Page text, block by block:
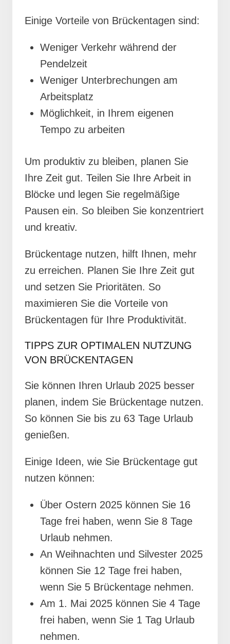
Einige Vorteile von Brückentagen sind:
Weniger Verkehr während der
Pendelzeit
Weniger Unterbrechungen am
Arbeitsplatz
Möglichkeit, in Ihrem eigenen
Tempo zu arbeiten
Um produktiv zu bleiben, planen Sie
Ihre Zeit gut. Teilen Sie Ihre Arbeit in
Blöcke und legen Sie regelmäßige
Pausen ein. So bleiben Sie konzentriert
und kreativ.
Brückentage nutzen, hilft Ihnen, mehr
zu erreichen. Planen Sie Ihre Zeit gut
und setzen Sie Prioritäten. So
maximieren Sie die Vorteile von
Brückentagen für Ihre Produktivität.
TIPPS ZUR OPTIMALEN NUTZUNG
VON BRÜCKENTAGEN
Sie können Ihren Urlaub 2025 besser
planen, indem Sie Brückentage nutzen.
So können Sie bis zu 63 Tage Urlaub
genießen.
Einige Ideen, wie Sie Brückentage gut
nutzen können:
Über Ostern 2025 können Sie 16
Tage frei haben, wenn Sie 8 Tage
Urlaub nehmen.
An Weihnachten und Silvester 2025
können Sie 12 Tage frei haben,
wenn Sie 5 Brückentage nehmen.
Am 1. Mai 2025 können Sie 4 Tage
frei haben, wenn Sie 1 Tag Urlaub
nehmen.